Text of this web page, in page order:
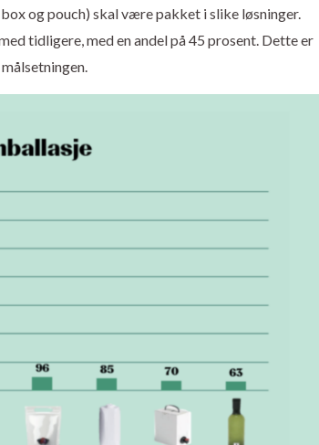
og pouch) skal være pakket i slike løsninger.
tidligere, med en andel på 45 prosent. Dette er